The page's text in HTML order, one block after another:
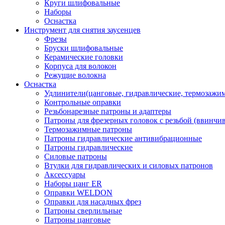
Круги шлифовальные
Наборы
Оснастка
Инструмент для снятия заусенцев
Фрезы
Бруски шлифовальные
Керамические головки
Корпуса для волокон
Режущие волокна
Оснастка
Удлинители(цанговые, гидравлические,
Контрольные оправки
Резьбонарезные патроны и адаптеры
Патроны для фрезерных головок с резьбой
Термозажимные патроны
Патроны гидравлические антивибрационные
Патроны гидравлические
Силовые патроны
Втулки для гидравлических и силовых патронов
Аксессуары
Наборы цанг ER
Оправки WELDON
Оправки для насадных фрез
Патроны сверлильные
Патроны цанговые